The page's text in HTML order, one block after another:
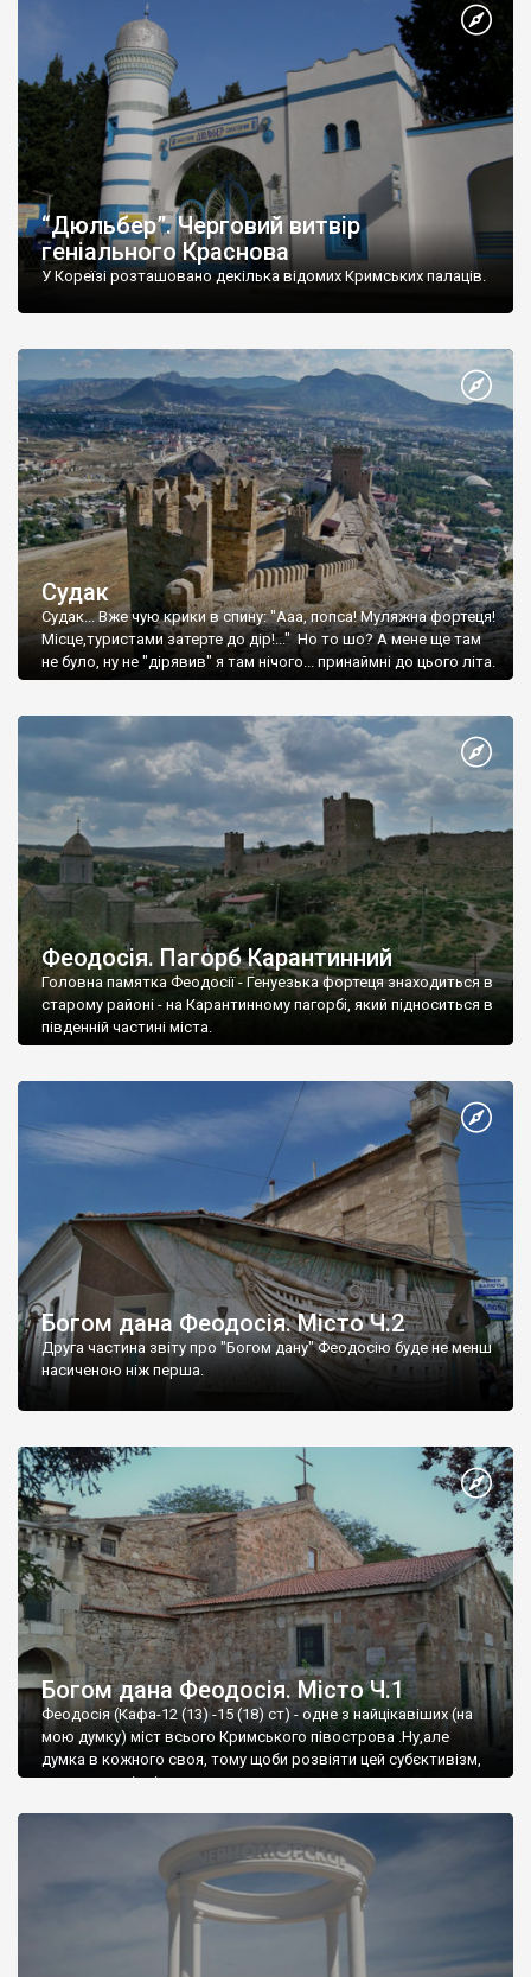
“Дюльбер”. Черговий витвір
геніального Краснова
У Кореїзі розташовано декілька відомих Кримських палаців.
Судак
Судак... Вже чую крики в спину: "Ааа, попса! Муляжна фортеця!
Місце,туристами затерте до дір!..." Но то шо? А мене ще там
не було, ну не "дірявив" я там нічого... принаймні до цього літа.
Феодосія. Пагорб Карантинний
Головна памятка Феодосії - Генуезька фортеця знаходиться в
старому районі - на Карантинному пагорбі, який підноситься в
південній частині міста.
Богом дана Феодосія. Місто Ч.2
Друга частина звіту про "Богом дану" Феодосію буде не менш
насиченою ніж перша.
Богом дана Феодосія. Місто Ч.1
Феодосія (Кафа-12 (13) -15 (18) ст) - одне з найцікавіших (на
мою думку) міст всього Кримського півострова .Ну,але
думка в кожного своя, тому щоби розвіяти цей субєктивізм,
запрошую відвідати це